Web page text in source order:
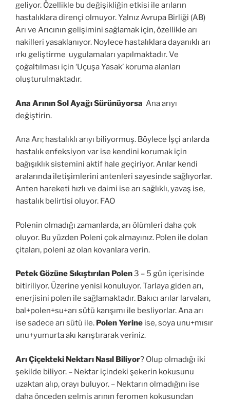
geliyor. Özellikle bu değişikliğin etkisi ile arıların
hastalıklara dirençi olmuyor. Yalnız Avrupa Birliği (AB)
Arı ve Arıcının gelişimini sağlamak için, özellikle arı
nakilleri yasaklanıyor. Noylece hastalıklara dayanıklı arı
ırkı geliştirme uygulamaları yapılmaktadır. Ve
çoğaltılması için ‘Uçuşa Yasak’ koruma alanları
oluşturulmaktadır.
Ana Arının SolAyağı Sürünüyorsa Ana arıyı
değiştirin.
Ana Arı; hastalıklı arıyı biliyormuş. Böylece İşçi arılarda
hastalık enfeksiyon var ise kendini korumak için
bağışıklık sistemini aktif hale geçiriyor. Arılar kendi
aralarında iletişimlerini antenleri sayesinde sağlıyorlar.
Anten hareketi hızlı ve daimi ise arı sağlıklı, yavaş ise,
hastalık belirtisi oluyor. FAO
Polenin olmadığı zamanlarda, arı ölümleri daha çok
oluyor. Bu yüzden Poleni çok almayınız. Polen ile dolan
çitaları, poleni az olan kovanlara verin.
Petek Gözüne Sıkıştırılan Polen3 – 5 gün içerisinde
bitiriliyor. Üzerine yenisi konuluyor. Tarlaya giden arı,
enerjisini polen ile sağlamaktadır. Bakıcı arılar larvaları,
bal+polen+su+arı sütü karışımı ile besliyorlar. Ana arı
ise sadece arı sütü ile. Polen Yerine ise, soya unu+mısır
unu+yumurta akı karıştırarak veriniz.
Arı Çiçekteki Nektarı Nasıl Biliyor? Olup olmadığı iki
şekilde biliyor. – Nektar içindeki şekerin kokusunu
uzaktan alıp, orayı buluyor. – Nektarın olmadığını ise
daha önceden gelmiş arının feromen kokusundan